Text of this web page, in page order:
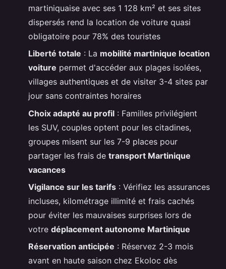
martiniquaise avec ses 1 128 km² et ses sites
dispersés rend la location de voiture quasi
obligatoire pour 78% des touristes
Liberté totale : La mobilité martinique location
voiture permet d'accéder aux plages isolées,
villages authentiques et de visiter 3-4 sites par
jour sans contraintes horaires
Choix adapté au profil : Familles privilégient
les SUV, couples optent pour les citadines,
groupes misent sur les 7-9 places pour
partager les frais de transport Martinique
vacances
Vigilance sur les tarifs : Vérifiez les assurances
incluses, kilométrage illimité et frais cachés
pour éviter les mauvaises surprises lors de
votre déplacement autonome Martinique
Réservation anticipée : Réservez 2-3 mois
avant en haute saison chez Ekoloc dès